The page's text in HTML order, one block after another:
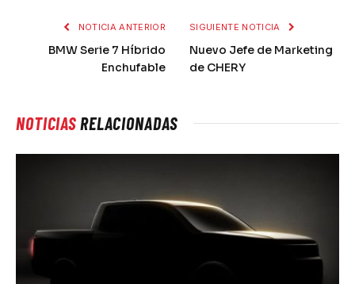
NOTICIA ANTERIOR
BMW Serie 7 Híbrido
Enchufable
SIGUIENTE NOTICIA
Nuevo Jefe de Marketing
de CHERY
NOTICIASRELACIONADAS